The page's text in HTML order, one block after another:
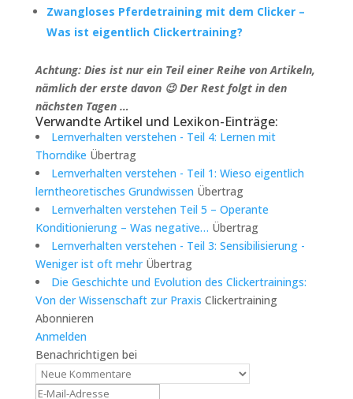
Zwangloses Pferdetraining mit dem Clicker –
Was ist eigentlich Clickertraining?
Achtung: Dies ist nur ein Teil einer Reihe von Artikeln,
nämlich der erste davon 😉 Der Rest folgt in den
nächsten Tagen …
Verwandte Artikel und Lexikon-Einträge:
Lernverhalten verstehen - Teil 4: Lernen mit
Thorndike Übertrag
Lernverhalten verstehen - Teil 1: Wieso eigentlich
lerntheoretisches Grundwissen Übertrag
Lernverhalten verstehen Teil 5 – Operante
Konditionierung – Was negative… Übertrag
Lernverhalten verstehen - Teil 3: Sensibilisierung -
Weniger ist oft mehrÜbertrag
Die Geschichte und Evolution des Clickertrainings:
Von der Wissenschaft zur Praxis Clickertraining
Abonnieren
Anmelden
Benachrichtigen bei